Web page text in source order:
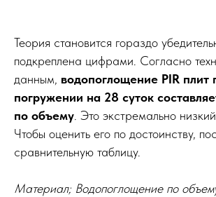
Теория становится гораздо
подкреплена цифрами. Согласно
данным, водопоглощение PIR плит
погружении на 28 суток
по объему. Это экстремально
Чтобы оценить его по достоинству,
сравнительную таблицу.
Материал; Водопоглощение по